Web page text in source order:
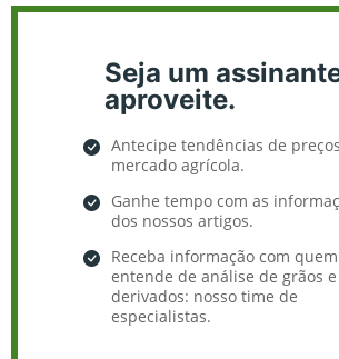
Seja um
aproveite.
Antecipe tendências de
mercado agrícola.
Ganhe tempo com as
dos nossos artigos.
Receba informação com quem
entende de análise de grãos e
derivados: nosso time de
especialistas.